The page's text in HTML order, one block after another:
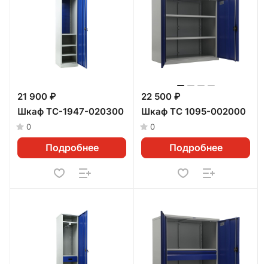
21 900 ₽
Шкаф TC-1947-020300
0
Подробнее
22 500 ₽
Шкаф ТС 1095-002000
0
Подробнее